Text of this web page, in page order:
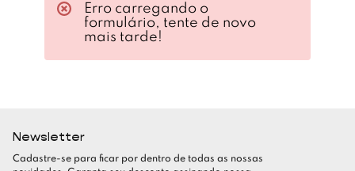
Newsletter
Cadastre-se para ficar por dentro de todas as nossas
Erro carregando o
formulário, tente de novo
mais tarde!